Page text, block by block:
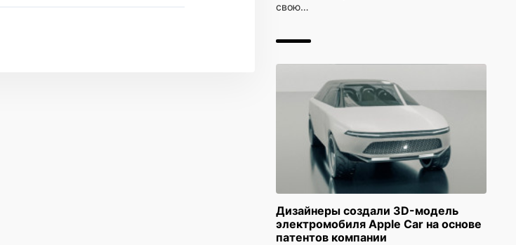
свою…
Дизайнеры создали 3D-модель
электромобиля Apple Car на основе
патентов компании